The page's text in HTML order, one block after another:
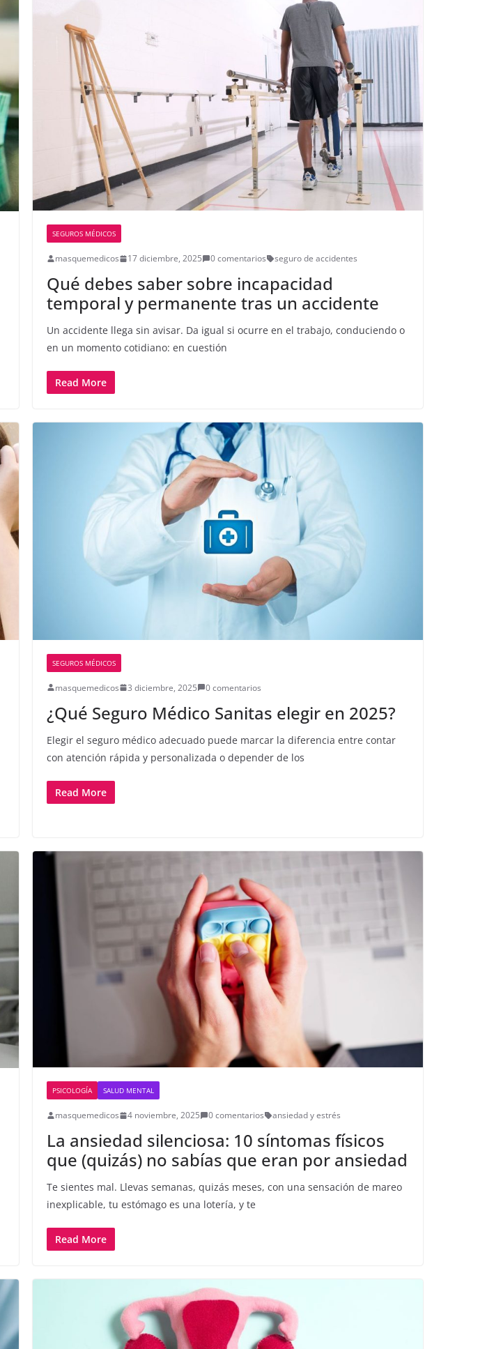
SEGUROS MÉDICOS
masquemedicos 17 diciembre, 2025 0 comentarios seguro de accidentes
Qué debes saber sobre incapacidad
temporal y permanente tras un accidente
Un accidente llega sin avisar. Da igual si ocurre en el trabajo, conduciendo o
en un momento cotidiano: en cuestión
Read More
SEGUROS MÉDICOS
masquemedicos 3 diciembre, 2025 0 comentarios
¿Qué Seguro Médico Sanitas elegir en 2025?
Elegir el seguro médico adecuado puede marcar la diferencia entre contar
con atención rápida y personalizada o depender de los
Read More
PSICOLOGÍA SALUD MENTAL
masquemedicos 4 noviembre, 2025 0 comentarios ansiedad y estrés
La ansiedad silenciosa: 10 síntomas físicos
que (quizás) no sabías que eran por ansiedad
Te sientes mal. Llevas semanas, quizás meses, con una sensación de mareo
inexplicable, tu estómago es una lotería, y te
Read More